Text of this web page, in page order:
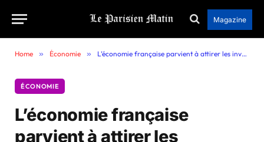
Magazine
Home » Économie » L’économie française parvient à attirer les investissements étrangers en 2024.
ÉCONOMIE
L’économie française
parvient à attirer les